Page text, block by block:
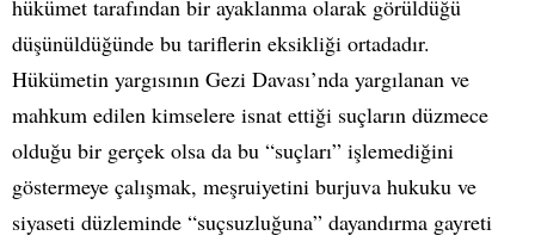
hükümet tarafından bir ayaklanma olarak görüldüğü
düşünüldüğünde bu tariflerin eksikliği ortadadır.
Hükümetin yargısının Gezi Davası’nda yargılanan ve
mahkum edilen kimselere isnat ettiği suçların düzmece
olduğu bir gerçek olsa da bu “suçları” işlemediğini
göstermeye çalışmak, meşruiyetini burjuva hukuku ve
siyaseti düzleminde “suçsuzluğuna” dayandırma gayreti